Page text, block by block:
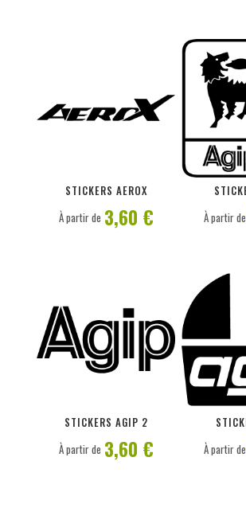
STICKERS AEROX
À partir de 3,60 € À partir de
STICKERS AGIP 2
À partir de 3,60 € À partir de